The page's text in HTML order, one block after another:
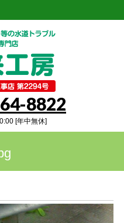
8822
[年中無休]